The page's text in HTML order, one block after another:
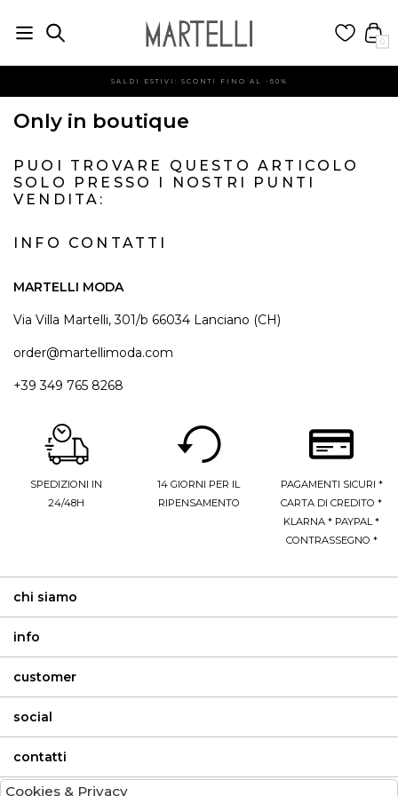
0
SALDI ESTIVI: SCONTI FINO AL -60%
Only in boutique
PUOI TROVARE QUESTO ARTICOLO
SOLO PRESSO I NOSTRI PUNTI
VENDITA:
INFO CONTATTI
MARTELLI MODA
Via Villa Martelli, 301/b 66034 Lanciano (CH)
order@martellimoda.com
+39 349 765 8268
SPEDIZIONI IN
24/48H
14 GIORNI PER IL
RIPENSAMENTO
PAGAMENTI SICURI *
CARTA DI CREDITO *
KLARNA * PAYPAL *
CONTRASSEGNO *
chi siamo
info
customer
social
contatti
Cookies & Privacy